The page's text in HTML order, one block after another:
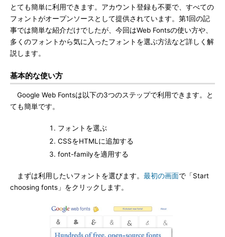
とても簡単に利用できます。アカウント登録も不要で、すべての
フォントがオープンソースとして提供されています。第1回の記
事では簡単な紹介だけでしたが、今回はWeb Fontsの使い方や、
多くのフォントから気に入ったフォントを選ぶ方法など詳しく解
説します。
基本的な使い方
Google Web Fontsは以下の3つのステップで利用できます。と
ても簡単です。
フォントを選ぶ
CSSをHTMLに追加する
font-familyを適用する
まずは利用したいフォントを選びます。 最初の画面で「Start
choosing fonts」をクリックします。